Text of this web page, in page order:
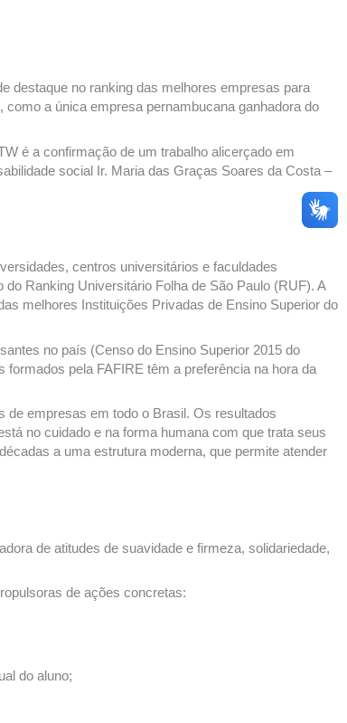
destaque no ranking das melhores empresas para
a única empresa pernambucana ganhadora do
é a confirmação de um trabalho alicerçado em
social Ir. Maria das Graças Soares da Costa –
centros universitários e faculdades
Ranking Universitário Folha de São Paulo (RUF). A
melhores Instituições Privadas de Ensino Superior do
no país (Censo do Ensino Superior 2015 do
pela FAFIRE têm a preferência na hora da
de empresas em todo o Brasil. Os resultados
no cuidado e na forma humana com que trata seus
a uma estrutura moderna, que permite atender
de atitudes de suavidade e firmeza, solidariedade,
de ações concretas:
do aluno;